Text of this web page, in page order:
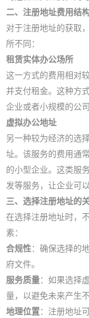
二、注册地址费用结
对于注册地址的获取
所不同：
租赁实体办公场所
这一方式的费用相对
并支付租金。这种方
企业或者小规模的公
虚拟办公地址
另一种较为经济的选
址。该服务的费用通
的小型企业。这类服
发等服务，让企业可
三、选择注册地址的
在选择注册地址时，
素：
合规性：确保选择的
府文件。
服务质量：如果选择
量，以避免未来产生
地理位置：注册地址